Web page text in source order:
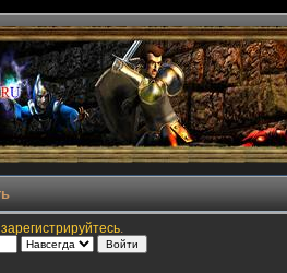
зарегистрируйтесь.